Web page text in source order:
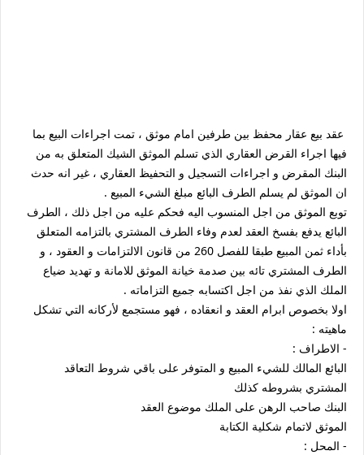
عقد بيع عقار محفظ بين طرفين امام موثق ، تمت اجراءات البيع بما
فيها اجراء القرض العقاري الذي تسلم الموثق الشيك المتعلق به من
البنك المقرض و اجراءات التسجيل و التحفيظ العقاري ، غير انه حدث
ان الموثق لم يسلم الطرف البائع مبلغ الشيء المبيع .
توبع الموثق من اجل المنسوب اليه فحكم عليه من اجل ذلك ، الطرف
البائع يدفع بفسخ العقد لعدم وفاء الطرف المشتري بالتزامه المتعلق
بأداء ثمن المبيع طبقا للفصل 260 من قانون الالتزامات و العقود ، و
الطرف المشتري تائه بين صدمة خيانة الموثق للامانة و تهديد ضياع
الملك الذي نفذ من اجل اكتسابه جميع التزاماته .
اولا بخصوص ابرام العقد و انعقاده ، فهو مستجمع لأركانه التي تشكل
ماهيته :
- الاطراف :
البائع المالك للشيء المبيع و المتوفر على باقي شروط التعاقد
المشتري بشروطه كذلك
البنك صاحب الرهن على الملك موضوع العقد
الموثق لاتمام شكلية الكتابة
- المحل :